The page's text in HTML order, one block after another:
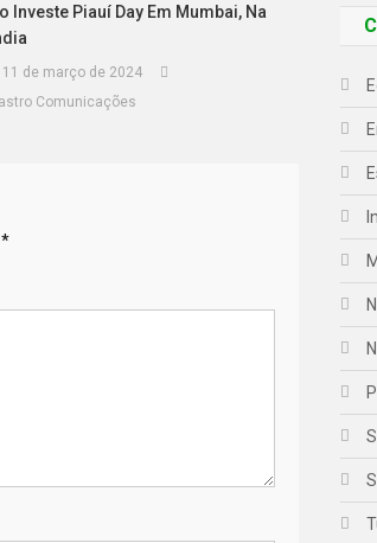
Investe Piauí Day Em Mumbai, Na
11 de março de 2024
Comunicações
*